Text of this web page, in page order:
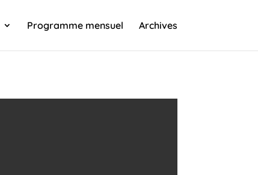
Programme mensuel Archives